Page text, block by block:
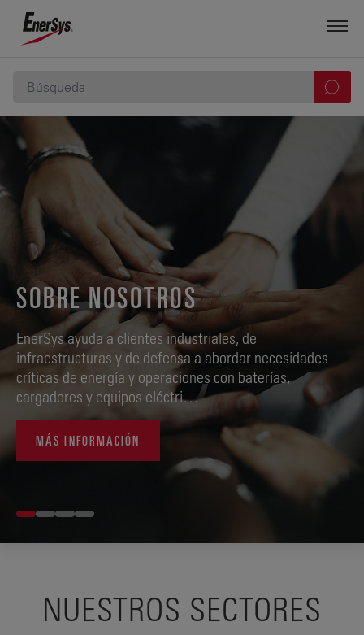
SOBRE NOSOTROS
EnerSys ayuda a clientes industriales, de
infraestructuras y de defensa a abordar necesidades
críticas de energía y operaciones con baterías,
cargadores y equipos eléctri…
MÁS INFORMACIÓN
NUESTROS SECTORES